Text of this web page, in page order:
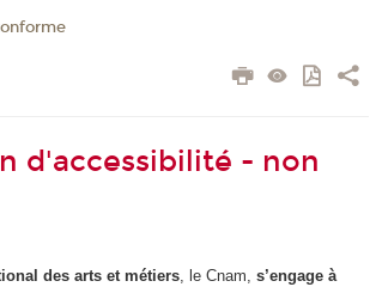
d'accessibilité - non
des arts et métiers, le Cnam, s’engage à